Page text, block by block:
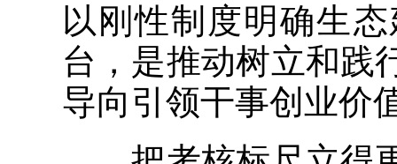
以刚性制度明确生
台，是推动树立和践
导向引领干事创业价